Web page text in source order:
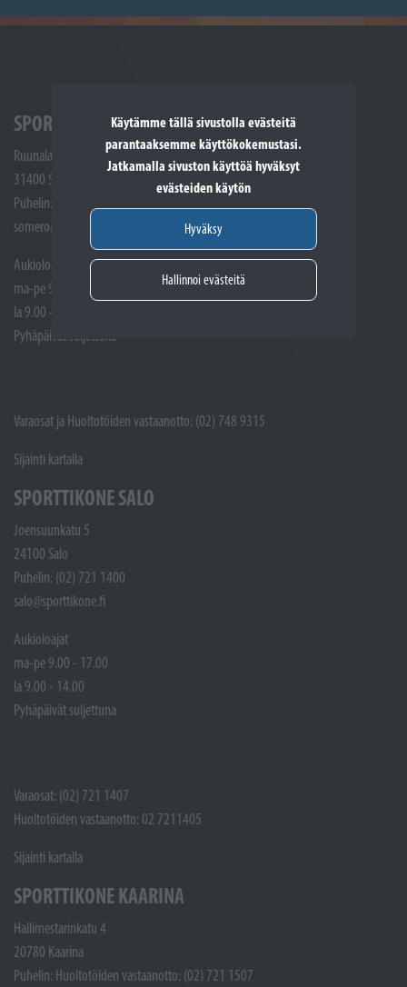
Käytämme tällä sivustolla evästeitä
parantaaksemme käyttökokemustasi.
Jatkamalla sivuston käyttöä hyväksyt
evästeiden käytön
Hyväksy
Hallinnoi evästeitä
SPORTTIKONE SOMERO
Ruunalantie 5
31400 Somero
Puhelin: (02) 748 9300
somero@sporttikone.fi
Aukioloajat
ma-pe 9.00 - 17.00
la 9.00 - 14.00
Pyhäpäivät suljettuna
Varaosat ja Huoltotöiden vastaanotto: (02) 748 9315
Sijainti kartalla
SPORTTIKONE SALO
Joensuunkatu 5
24100 Salo
Puhelin: (02) 721 1400
salo@sporttikone.fi
Aukioloajat
ma-pe 9.00 - 17.00
la 9.00 - 14.00
Pyhäpäivät suljettuna
Varaosat: (02) 721 1407
Huoltotöiden vastaanotto: 02 7211405
Sijainti kartalla
SPORTTIKONE KAARINA
Hallimestarinkatu 4
20780 Kaarina
Puhelin: Huoltotöiden vastaanotto: (02) 721 1507